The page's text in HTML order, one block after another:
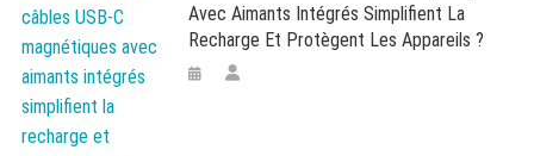
Avec Aimants Intégrés Simplifient La
Recharge Et Protègent Les Appareils ?